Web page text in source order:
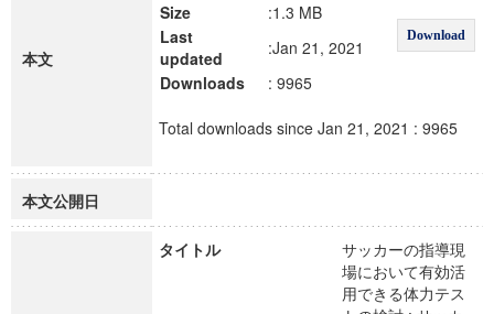
本文
Download
Size
:1.3 MB
Last
updated
:Jan 21, 2021
Downloads
: 9965
Total downloads since Jan 21, 2021 : 9965
本文公開日
タイトル
サッカーの指導現
場において有効活
用できる体力テス